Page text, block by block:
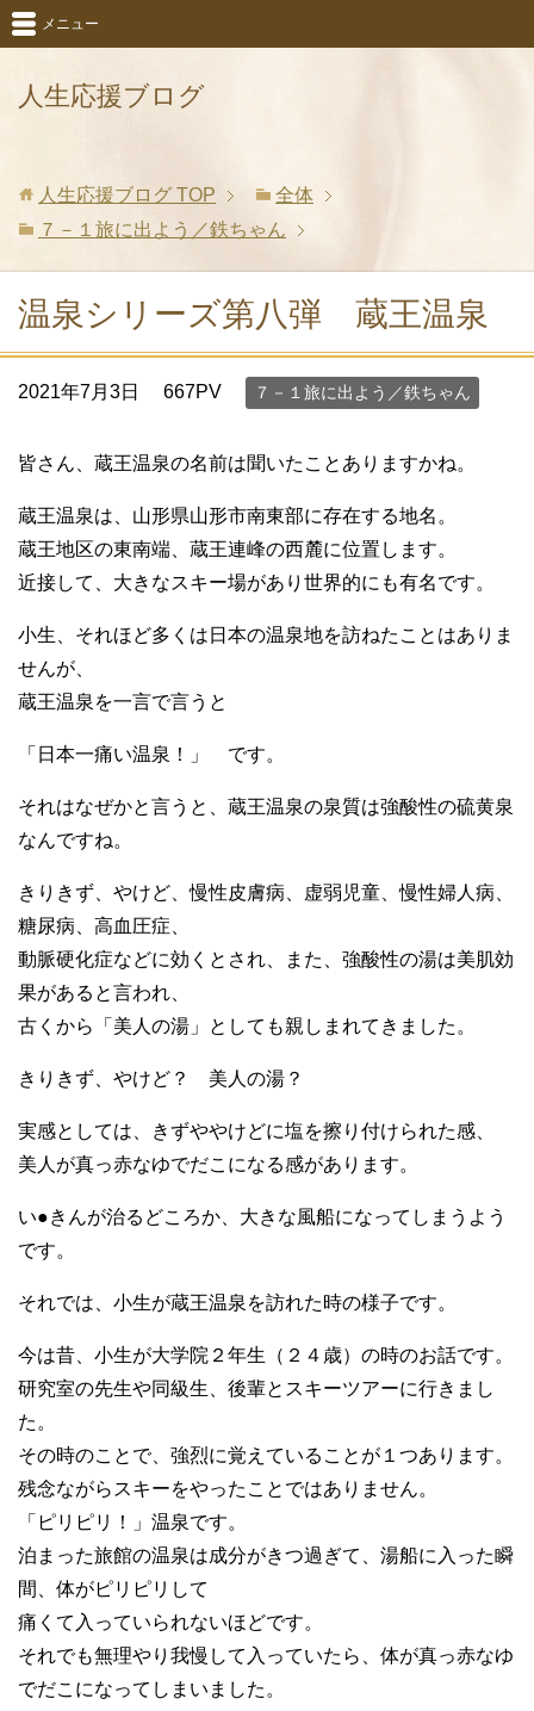
人生応援ブログ
メニュー
人生応援ブログ TOP
全体
７－１旅に出よう／鉄ちゃん
温泉シリーズ第八弾 蔵王温泉
2021年7月3日 667PV ７－１旅に出よう／鉄ちゃん
皆さん、蔵王温泉の名前は聞いたことありますかね。
蔵王温泉は、山形県山形市南東部に存在する地名。
蔵王地区の東南端、蔵王連峰の西麓に位置します。
近接して、大きなスキー場があり世界的にも有名です。
小生、それほど多くは日本の温泉地を訪ねたことはありま
せんが、
蔵王温泉を一言で言うと
「日本一痛い温泉！」 です。
それはなぜかと言うと、蔵王温泉の泉質は強酸性の硫黄泉
なんですね。
きりきず、やけど、慢性皮膚病、虚弱児童、慢性婦人病、
糖尿病、高血圧症、
動脈硬化症などに効くとされ、また、強酸性の湯は美肌効
果があると言われ、
古くから「美人の湯」としても親しまれてきました。
きりきず、やけど？ 美人の湯？
実感としては、きずややけどに塩を擦り付けられた感、
美人が真っ赤なゆでだこになる感があります。
い●きんが治るどころか、大きな風船になってしまうよう
です。
それでは、小生が蔵王温泉を訪れた時の様子です。
今は昔、小生が大学院２年生（２４歳）の時のお話です。
研究室の先生や同級生、後輩とスキーツアーに行きまし
た。
その時のことで、強烈に覚えていることが１つあります。
残念ながらスキーをやったことではありません。
「ピリピリ！」温泉です。
泊まった旅館の温泉は成分がきつ過ぎて、湯船に入った瞬
間、体がピリピリして
痛くて入っていられないほどです。
それでも無理やり我慢して入っていたら、体が真っ赤なゆ
でだこになってしまいました。